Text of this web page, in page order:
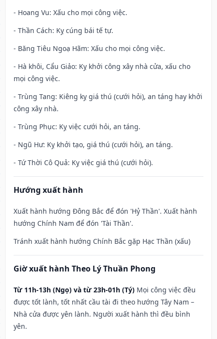
- Hoang Vu: Xấu cho mọi công việc.
- Thần Cách: Kỵ cúng bái tế tự.
- Băng Tiêu Ngoạ Hãm: Xấu cho mọi công việc.
- Hà khôi, Cẩu Giảo: Kỵ khởi công xây nhà cửa, xấu cho
mọi công việc.
- Trùng Tang: Kiêng kỵ giá thú (cưới hỏi), an táng hay khởi
công xây nhà.
- Trùng Phục: Kỵ việc cưới hỏi, an táng.
- Ngũ Hư: Kỵ khởi tạo, giá thú (cưới hỏi), an táng.
- Tứ Thời Cô Quả: Kỵ việc giá thú (cưới hỏi).
Hướng xuất hành
Xuất hành hướng Đông Bắc để đón 'Hỷ Thần'. Xuất hành
hướng Chính Nam để đón 'Tài Thần'.
Tránh xuất hành hướng Chính Bắc gặp Hạc Thần (xấu)
Giờ xuất hành Theo Lý Thuần Phong
Từ 11h-13h (Ngọ) và từ 23h-01h (Tý) Mọi công việc đều
được tốt lành, tốt nhất cầu tài đi theo hướng Tây Nam –
Nhà cửa được yên lành. Người xuất hành thì đều bình
yên.